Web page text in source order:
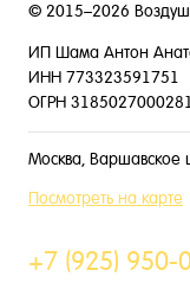
© 2015–2026
ИП Шама Антон
ИНН 773323591751
ОГРН
Москва, Варшавское
Посмотреть на карте
+7 (925) 950-